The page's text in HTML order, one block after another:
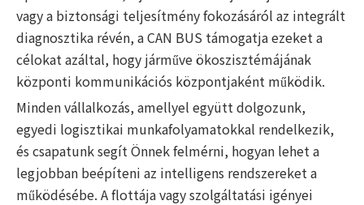
vagy a biztonsági teljesítmény fokozásáról az integrált
diagnosztika révén, a CAN BUS támogatja ezeket a
célokat azáltal, hogy járműve ökoszisztémájának
központi kommunikációs központjaként működik.
Minden vállalkozás, amellyel együtt dolgozunk,
egyedi logisztikai munkafolyamatokkal rendelkezik,
és csapatunk segít Önnek felmérni, hogyan lehet a
legjobban beépíteni az intelligens rendszereket a
működésébe. A flottája vagy szolgáltatási igényei